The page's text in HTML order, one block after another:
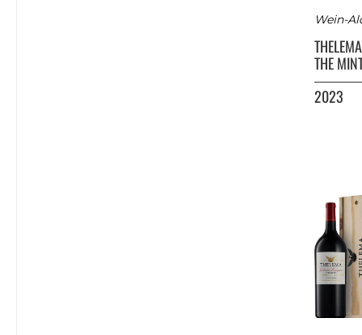
Wein-
THE
2023